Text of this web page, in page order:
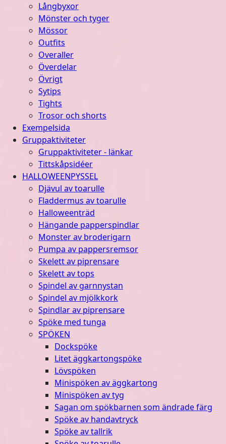
Långbyxor
Mönster och tyger
Mössor
Outfits
Overaller
Överdelar
Övrigt
Sytips
Tights
Trosor och shorts
Exempelsida
Gruppaktiviteter
Gruppaktiviteter - länkar
Tittskåpsidéer
HALLOWEENPYSSEL
Djävul av toarulle
Fladdermus av toarulle
Halloweenträd
Hängande papperspindlar
Monster av broderigarn
Pumpa av pappersremsor
Skelett av piprensare
Skelett av tops
Spindel av garnnystan
Spindel av mjölkkork
Spindlar av piprensare
Spöke med tunga
SPÖKEN
Dockspöke
Litet äggkartongspöke
Lövspöken
Minispöken av äggkartong
Minispöken av tyg
Sagan om spökbarnen som ändrade färg
Spöke av handavtryck
Spöke av tallrik